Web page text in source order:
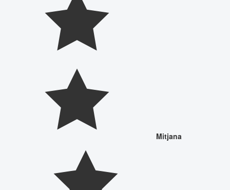
Mitjana